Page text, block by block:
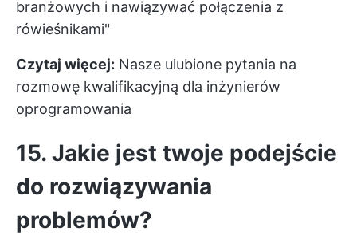
branżowych i nawiązywać połączenia z
rówieśnikami"
Czytaj więcej: Nasze ulubione pytania na
rozmowę kwalifikacyjną dla inżynierów
oprogramowania
15. Jakie jest twoje podejście
do rozwiązywania
problemów?